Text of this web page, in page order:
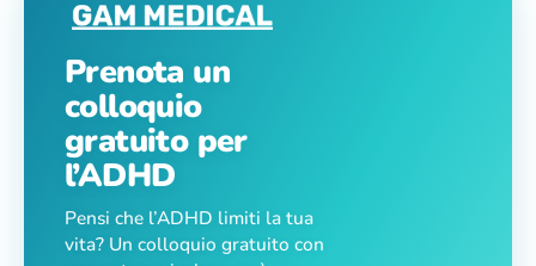
Prenota un
colloquio
gratuito per
l’ADHD
Pensi che l’ADHD limiti la tua
vita? Un colloquio gratuito con